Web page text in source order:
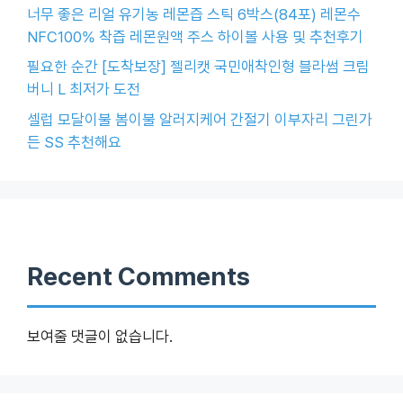
너무 좋은 리얼 유기농 레몬즙 스틱 6박스(84포) 레몬수
NFC100% 착즙 레몬원액 주스 하이볼 사용 및 추천후기
필요한 순간 [도착보장] 젤리캣 국민애착인형 블라썸 크림
버니 L 최저가 도전
셀럽 모달이불 봄이불 알러지케어 간절기 이부자리 그린가
든 SS 추천해요
Recent Comments
보여줄 댓글이 없습니다.